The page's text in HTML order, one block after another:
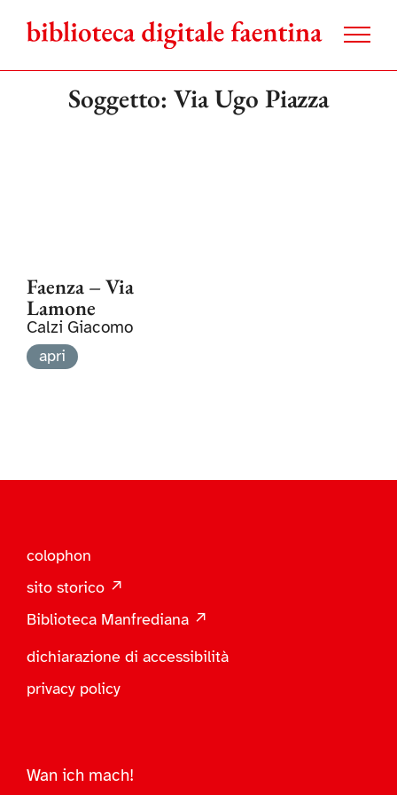
contenuto
Soggetto: Via Ugo Piazza
Faenza – Via
Lamone
Calzi Giacomo
apri
colophon
sito storico ↗
Biblioteca Manfrediana ↗
dichiarazione di accessibilità
privacy policy
Wan ich mach!